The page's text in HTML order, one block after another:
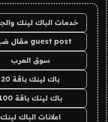
خدمات الباك لينك
guest post مقال ضيف
سوق العرب
باك لينك باقة 20
باك لينك باقة 100
اعلانات الباك لينك